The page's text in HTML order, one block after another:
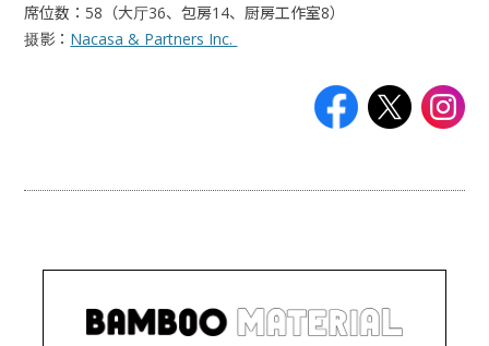
席位数：58（大厅36、包房14、厨房工作室8）
摄影： Nacasa & Partners Inc.